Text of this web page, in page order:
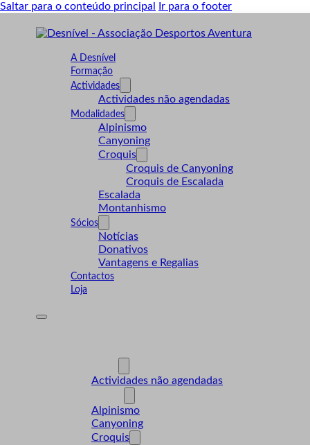
Saltar para o conteúdo principal Ir para o footer
A Desnível
Formação
Actividades
Actividades não agendadas
Modalidades
Alpinismo
Canyoning
Croquis
Croquis de Canyoning
Croquis de Escalada
Escalada
Montanhismo
Sócios
Notícias
Donativos
Vantagens e Regalias
Contactos
Loja
Actividades não agendadas
Alpinismo
Canyoning
Croquis